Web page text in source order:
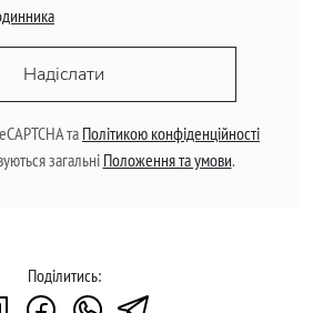
Надіслати
та Політикою конфіденційності
загальні Положення та умови.
Поділитись: